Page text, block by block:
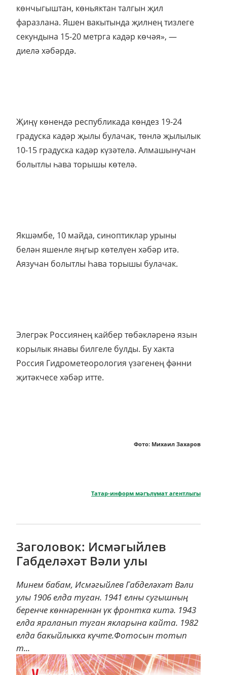
көнчыгыштан, көньяктан талгын җил
фаразлана. Яшен вакытында җилнең тизлеге
секундына 15-20 метрга кадәр көчәя», —
диелә хәбәрдә.
Җиңү көнендә республикада көндез 19-24
градуска кадәр җылы булачак, төнлә җылылык
10-15 градуска кадәр күзәтелә. Алмашынучан
болытлы һава торышы көтелә.
Якшәмбе, 10 майда, синоптиклар урыны
белән яшенле яңгыр көтелүен хәбәр итә.
Аязучан болытлы Һава торышы булачак.
Элегрәк Россиянең кайбер төбәкләренә язын
корылык янавы билгеле булды. Бу хакта
Россия Гидрометеорология үзәгенең фәнни
җитәкчесе хәбәр итте.
Фото: Михаил Захаров
Татар-информ мәгълүмат агентлыгы
Заголовок: Исмәгыйлев
Габделәхәт Вәли улы
Минем бабам, Исмәгыйлев Габделәхәт Вәли
улы 1906 елда туган. 1941 елны сугышның
беренче көннәреннән үк фронтка китә. 1943
елда яраланып туган якларына кайта. 1982
елда бакыйлыкка күчте.Фотосын тотып
т...